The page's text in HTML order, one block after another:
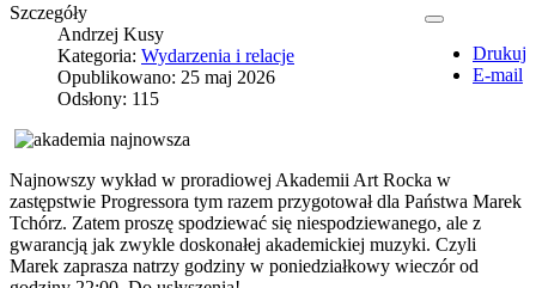
Drukuj
E-mail
Szczegóły
Andrzej Kusy
Kategoria: Wydarzenia i relacje
Opublikowano: 25 maj 2026
Odsłony: 115
Najnowszy wykład w proradiowej Akademii Art Rocka w
zastępstwie Progressora tym razem przygotował dla Państwa Marek
Tchórz. Zatem proszę spodziewać się niespodziewanego, ale z
gwarancją jak zwykle doskonałej akademickiej muzyki. Czyli
Marek zaprasza natrzy godziny w poniedziałkowy wieczór od